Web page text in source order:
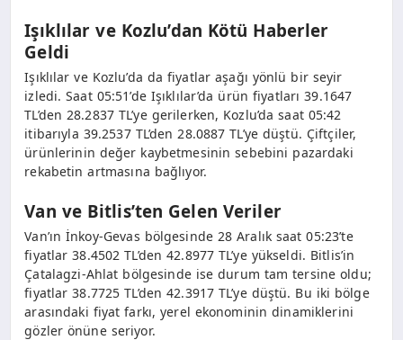
Işıklılar ve Kozlu’dan Kötü Haberler
Geldi
Işıklılar ve Kozlu’da da fiyatlar aşağı yönlü bir seyir
izledi. Saat 05:51’de Işıklılar’da ürün fiyatları 39.1647
TL’den 28.2837 TL’ye gerilerken, Kozlu’da saat 05:42
itibarıyla 39.2537 TL’den 28.0887 TL’ye düştü. Çiftçiler,
ürünlerinin değer kaybetmesinin sebebini pazardaki
rekabetin artmasına bağlıyor.
Van ve Bitlis’ten Gelen Veriler
Van’ın İnkoy-Gevas bölgesinde 28 Aralık saat 05:23’te
fiyatlar 38.4502 TL’den 42.8977 TL’ye yükseldi. Bitlis’in
Çatalagzi-Ahlat bölgesinde ise durum tam tersine oldu;
fiyatlar 38.7725 TL’den 42.3917 TL’ye düştü. Bu iki bölge
arasındaki fiyat farkı, yerel ekonominin dinamiklerini
gözler önüne seriyor.